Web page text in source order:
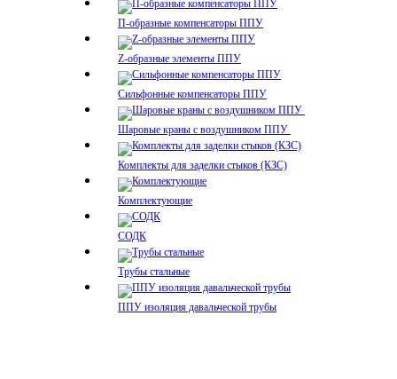
П-образные компенсаторы ППУ
Z-образные элементы ППУ
Сильфонные компенсаторы ППУ
Шаровые краны с воздушником ППУ
Комплекты для заделки стыков (КЗС)
Комплектующие
СОДК
Трубы стальные
ППУ изоляция давальческой трубы